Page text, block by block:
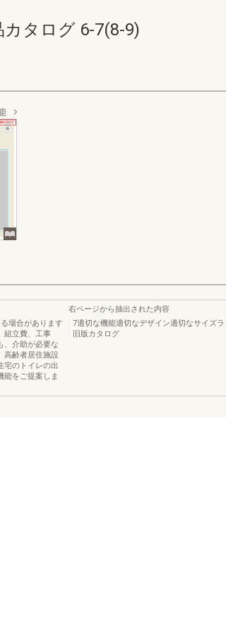
タログ 6-7(8-9)
場合があります
組立費、工事
、介助が必要な
高齢者居住施設
宅のトイレの出
能をご提案しま
右ページから抽出された内容
7適切な機能適切なデザイン適切なサイズ
旧版カタログ